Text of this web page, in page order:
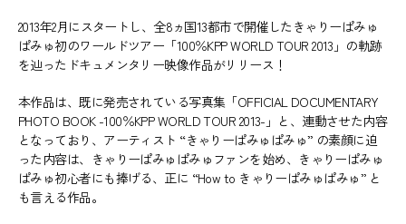
2013年2月にスタートし、全8ヵ国13都市で開催したきゃりーぱみゅ
ぱみゅ初のワールドツアー「100％KPP WORLD TOUR 2013」の軌跡
を辿ったドキュメンタリー映像作品がリリース！
本作品は、既に発売されている写真集「OFFICIAL DOCUMENTARY
PHOTO BOOK -100％KPP WORLD TOUR 2013-」と、連動させた内容
となっており、アーティスト “きゃりーぱみゅぱみゅ” の素顔に迫
った内容は、きゃりーぱみゅぱみゅファンを始め、きゃりーぱみゅ
ぱみゅ初心者にも捧げる、正に “How to きゃりーぱみゅぱみゅ” と
も言える作品。